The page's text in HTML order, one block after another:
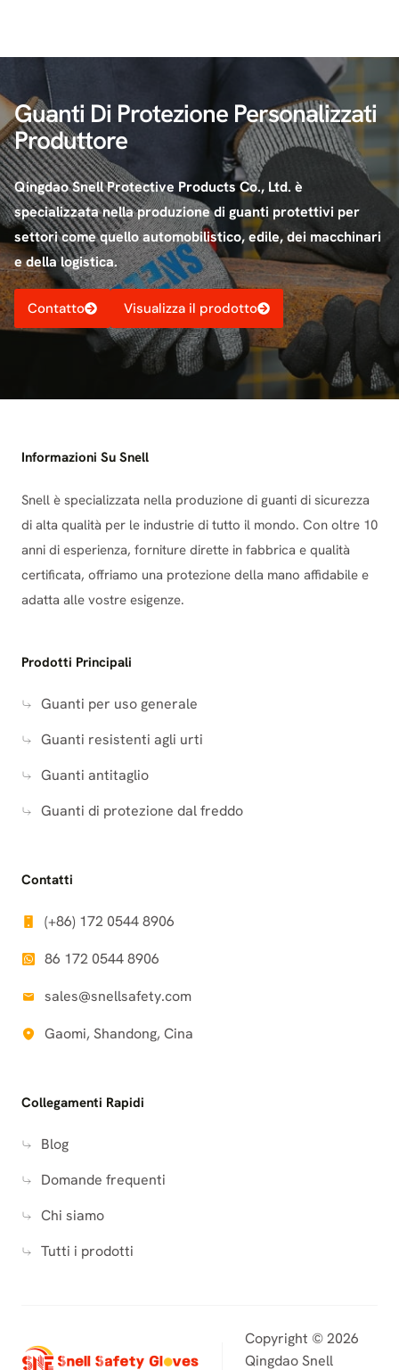
Guanti Di Protezione Personalizzati
Produttore
Qingdao Snell Protective Products Co., Ltd. è
specializzata nella produzione di guanti protettivi per
settori come quello automobilistico, edile, dei macchinari
e della logistica.
Contatto Visualizza il prodotto
Informazioni Su Snell
Snell è specializzata nella produzione di guanti di sicurezza
di alta qualità per le industrie di tutto il mondo. Con oltre 10
anni di esperienza, forniture dirette in fabbrica e qualità
certificata, offriamo una protezione della mano affidabile e
adatta alle vostre esigenze.
Prodotti Principali
Guanti per uso generale
Guanti resistenti agli urti
Guanti antitaglio
Guanti di protezione dal freddo
Contatti
(+86) 172 0544 8906
86 172 0544 8906
sales@snellsafety.com
Gaomi, Shandong, Cina
Collegamenti Rapidi
Blog
Domande frequenti
Chi siamo
Tutti i prodotti
Copyright © 2026
Qingdao Snell